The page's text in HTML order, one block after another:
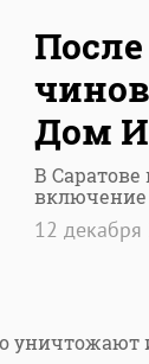
Дом
В
12
уничтожают